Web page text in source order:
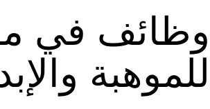
وظائف في
للموهبة